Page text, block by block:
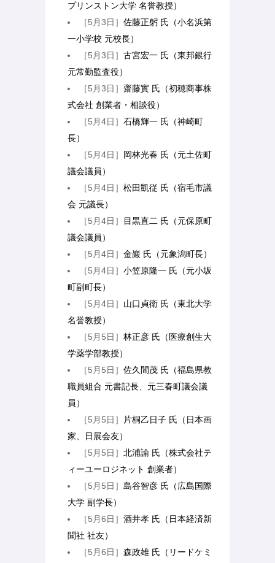
プリンストン大学 名誉教授）
［5月3日］佐藤正躬 氏（小名浜第
一小学校 元校長）
［5月3日］古宮宏一 氏（東邦銀行
元常勤監査役）
［5月3日］齋藤實 氏（初穂商事株
式会社 創業者・相談役）
［5月4日］石橋輝一 氏（神崎町
長）
［5月4日］ 岡林光春 氏（元土佐町
議会議員）
［5月4日］松田凱従 氏（宿毛市議
会 元議長）
［5月4日］
目黒直二 氏（元保原町
議会議員）
［5月4日］金巖 氏（元象潟町長）
［5月4日］小笠原隆一 氏（元小坂
町副町長）
［5月4日］ 山口貞衛 氏（東北大学
名誉教授）
［5月5日］林正彦 氏（医療創生大
学薬学部教授）
［5月5日］佐久間茂 氏（福島県教
職員組合 元書記長、元三春町議会議
員）
［5月5日］
片桐乙日子 氏（日本画
家、日展会友）
［5月5日］北浦諭 氏（株式会社テ
ィーユーロジネット 創業者）
［5月5日］島谷智彦 氏（広島国際
大学 副学長）
［5月6日］酒井孝 氏（日本経済新
聞社 社友）
［5月6日］森政雄 氏（リードケミ